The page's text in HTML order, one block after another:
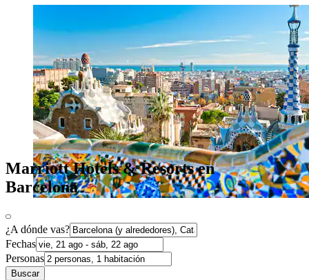
Marriott Hotels & Resorts en
Barcelona
¿A dónde vas?
Fechas
Personas
Buscar